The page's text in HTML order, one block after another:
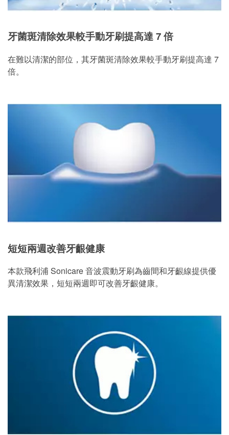
牙菌斑清除效果較手動牙刷提高達 7 倍
在難以清潔的部位，其牙菌斑清除效果較手動牙刷提高達 7
倍。
短短兩週改善牙齦健康
本款飛利浦 Sonicare 音波震動牙刷為齒間和牙齦線提供優
異清潔效果，短短兩週即可改善牙齦健康。